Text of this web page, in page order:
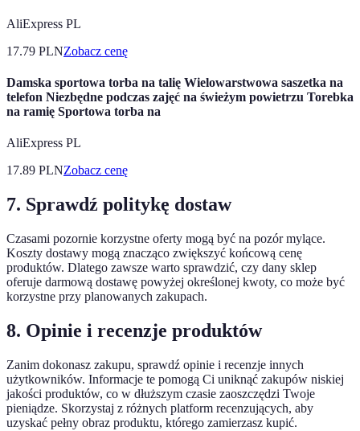
AliExpress PL
17.79 PLNZobacz cenę
Damska sportowa torba na talię Wielowarstwowa saszetka na
telefon Niezbędne podczas zajęć na świeżym powietrzu Torebka
na ramię Sportowa torba na
AliExpress PL
17.89 PLNZobacz cenę
7. Sprawdź politykę dostaw
Czasami pozornie korzystne oferty mogą być na pozór mylące.
Koszty dostawy mogą znacząco zwiększyć końcową cenę
produktów. Dlatego zawsze warto sprawdzić, czy dany sklep
oferuje darmową dostawę powyżej określonej kwoty, co może być
korzystne przy planowanych zakupach.
8. Opinie i recenzje produktów
Zanim dokonasz zakupu, sprawdź opinie i recenzje innych
użytkowników. Informacje te pomogą Ci uniknąć zakupów niskiej
jakości produktów, co w dłuższym czasie zaoszczędzi Twoje
pieniądze. Skorzystaj z różnych platform recenzujących, aby
uzyskać pełny obraz produktu, którego zamierzasz kupić.